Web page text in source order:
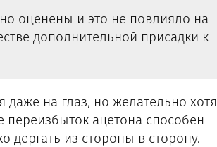
оценены и это не повлияло на
дополнительной присадки к
даже на глаз, но желательно хотя
ацетона способен
дергать из стороны в сторону.